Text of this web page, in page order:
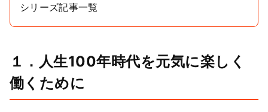
シリーズ記事一覧
１．人生100年時代を元気に楽しく
働くために